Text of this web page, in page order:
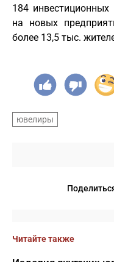
184
на новых
более 13,5 тыс.
ювелиры
Читайте также